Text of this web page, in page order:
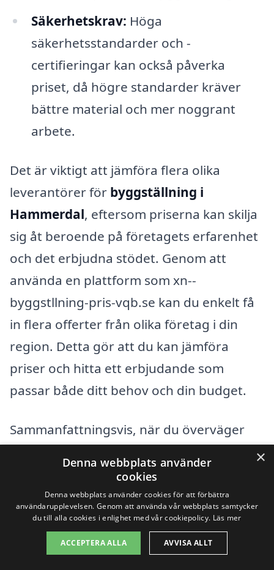
Säkerhetskrav: Höga
säkerhetsstandarder och -
certifieringar kan också påverka
priset, då högre standarder kräver
bättre material och mer noggrant
arbete.
Det är viktigt att jämföra flera olika
leverantörer för byggställning i
Hammerdal, eftersom priserna kan skilja
sig åt beroende på företagets erfarenhet
och det erbjudna stödet. Genom att
använda en plattform som xn--
byggstllning-pris-vqb.se kan du enkelt få
in flera offerter från olika företag i din
region. Detta gör att du kan jämföra
priser och hitta ett erbjudande som
passar både ditt behov och din budget.
Sammanfattningsvis, när du överväger
kostnaden för byggställning, ta hänsyn till
ovanstående faktorer och kom ihåg att
det är viktigt att säkerställa att du får ett
pålitligt och professionellt företag.
Genom att noga utforska dina alternativ
×
Denna webbplats använder
cookies
Denna webbplats använder cookies för att förbättra
användarupplevelsen. Genom att använda vår webbplats samtycker
du till alla cookies i enlighet med vår cookiepolicy. Läs mer
ACCEPTERA ALLA AVVISA ALLT